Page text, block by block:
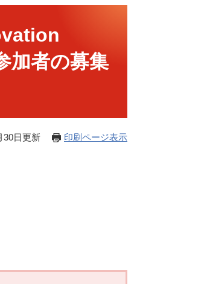
加者の募集
30日更新 印刷ページ表示